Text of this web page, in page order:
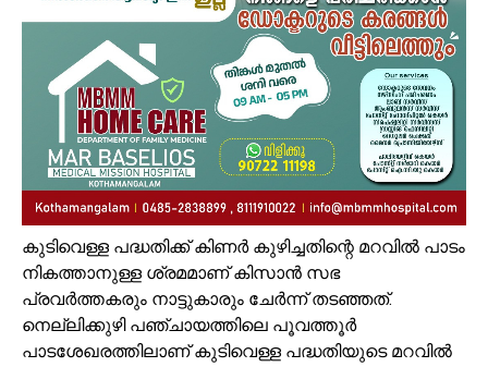
കുടിവെള്ള പദ്ധതിക്ക് കിണർ കുഴിച്ചതിന്റെ മറവിൽ പാടം
നികത്താനുള്ള ശ്രമമാണ് കിസാൻ സഭ
പ്രവർത്തകരും നാട്ടുകാരും ചേർന്ന് തടഞ്ഞത്.
നെല്ലിക്കുഴി പഞ്ചായത്തിലെ പൂവത്തൂർ
പാടശേഖരത്തിലാണ് കുടിവെള്ള പദ്ധതിയുടെ മറവിൽ